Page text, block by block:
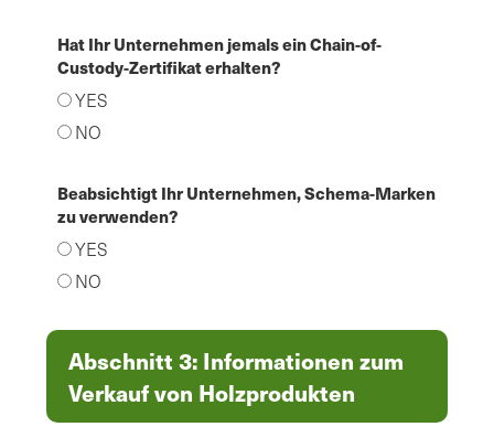
Hat Ihr Unternehmen jemals ein Chain-of-
Custody-Zertifikat erhalten?
YES
NO
Beabsichtigt Ihr Unternehmen, Schema-Marken
zu verwenden?
YES
NO
Abschnitt 3: Informationen zum
Verkauf von Holzprodukten